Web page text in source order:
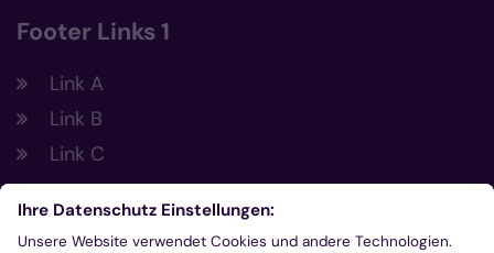
Footer Links 1
Link A
Link B
Link C
Footer Links 2